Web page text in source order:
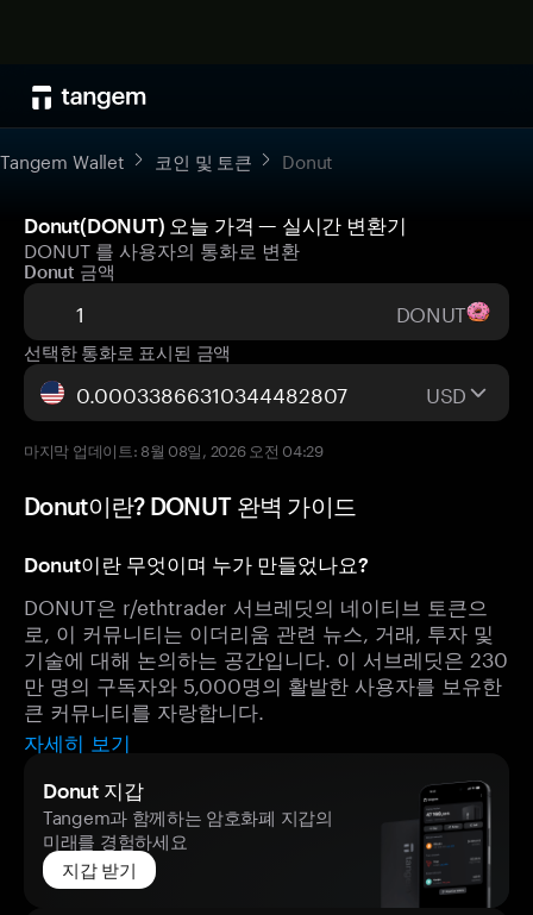
Tangem Wallet 코인 및 토큰 Donut
Donut(DONUT) 오늘 가격 — 실시간 변환기
DONUT 를 사용자의 통화로 변환
Donut 금액
DONUT
선택한 통화로 표시된 금액
USD
마지막 업데이트: 8월 08일, 2026 오전 04:29
Donut이란? DONUT 완벽 가이드
Donut이란 무엇이며 누가 만들었나요?
DONUT은 r/ethtrader 서브레딧의 네이티브 토큰으
로, 이 커뮤니티는 이더리움 관련 뉴스, 거래, 투자 및
기술에 대해 논의하는 공간입니다. 이 서브레딧은 230
만 명의 구독자와 5,000명의 활발한 사용자를 보유한
큰 커뮤니티를 자랑합니다.
자세히 보기
Donut 지갑
Tangem과 함께하는 암호화폐 지갑의
미래를 경험하세요
지갑 받기